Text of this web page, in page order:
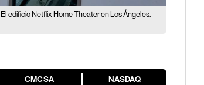
El edificio Netflix Home Theater en Los Ángeles.
CMCSA NASDAQ